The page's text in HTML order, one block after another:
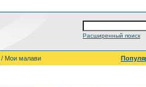
Расширенный поиск
/ Мои малави